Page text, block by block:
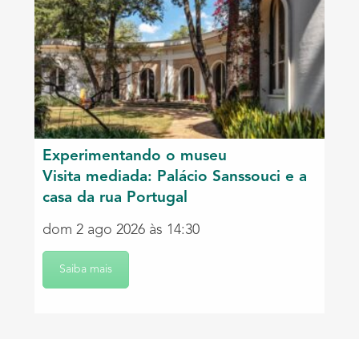
Experimentando o museu
Visita mediada: Palácio Sanssouci e a
casa da rua Portugal
dom 2 ago 2026 às 14:30
Saiba mais